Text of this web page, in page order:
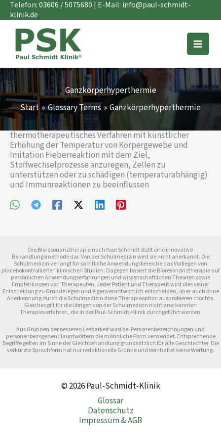
Zum
Inhalt
Telefon:03606 / 5075680 | E-Mail: info@paul-schmidt-
klinik.de
Ganzkörperhyperthermie
Start
Glossary Terms Ganzkörperhyperthermie
thermotherapeutisches Verfahren mit künstlicher
Erhöhung der Temperatur von Körpergewebe und
Imitation Fieberreaktion mit dem Ziel,
Stoffwechselprozesse anzuregen, Zellen zu
unterstützen oder zu schädigen (temperaturabhängig)
und Immunreaktionen zu beeinflussen
Die Bioresonanztherapie nach Paul Schmidt stellt eine innovative
Behandlungsmethode dar. Von der Schulmedizin wird sie nicht anerkannt. Die
Schulmedizin verlangt für sämtliche Anwendungsbereiche das Vorliegen von
placebokontrollierten klinischen Studien. Dagegen basiert die Bioresonanztherapie auf
persönlichen Anwendungserfahrungen und wissenschaftlichen Theorien sowie
Empfehlungen von Therapeuten. Jeder Patient und Therapeut wird dies seiner
Entscheidung zu Grunde legen und eigenverantwortlich entscheiden, ob er auch ohne
Anerkennung durch die Schulmedizin diese Therapieoption ausprobieren möchte.
Gleiches gilt für die übrigen von der Schulmedizin nicht anerkannten
Therapieverfahren, die in der Paul-Schmidt-Klinik durchgeführt werden.
Aus Gründen der besseren Lesbarkeit wird bei Personenbezeichnungen und
personenbezogenen Hauptwörtern die männliche Form verwendet. Entsprechende
Begriffe gelten im Sinne der Gleichbehandlung grundsätzlich für alle Geschlechter. Die
verkürzte Sprachform hat nur redaktionelle Gründe und beinhaltet keine Wertung.
© 2026 Paul-Schmidt-Klinik
Glossar
Datenschutz
Impressum & AGB